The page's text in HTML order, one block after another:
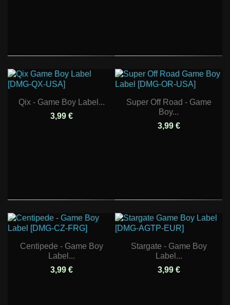
Qix - Game Boy Label...
3,99 €
Super Off Road - Game
Boy...
3,99 €
Centipede - Game Boy
Label...
3,99 €
Stargate - Game Boy
Label...
3,99 €